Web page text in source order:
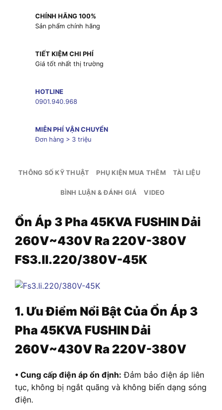
CHÍNH HÃNG 100%
Sản phẩm chính hãng
TIẾT KIỆM CHI PHÍ
Giá tốt nhất thị trường
HOTLINE
0901.940.968
MIỄN PHÍ VẬN CHUYỂN
Đơn hàng > 3 triệu
THÔNG SỐ KỸ THUẬT PHỤ KIỆN MUA THÊM TÀI LIỆU
BÌNH LUẬN & ĐÁNH GIÁ VIDEO
Ổn Áp 3 Pha 45KVA FUSHIN Dải
260V~430V Ra 220V-380V
FS3.II.220/380V-45K
1. Ưu Điểm Nổi Bật Của Ổn Áp 3
Pha 45KVA FUSHIN Dải
260V~430V Ra 220V-380V
• Cung cấp điện áp ổn định: Đảm bảo điện áp liên
tục, không bị ngắt quãng và không biến dạng sóng
điện.